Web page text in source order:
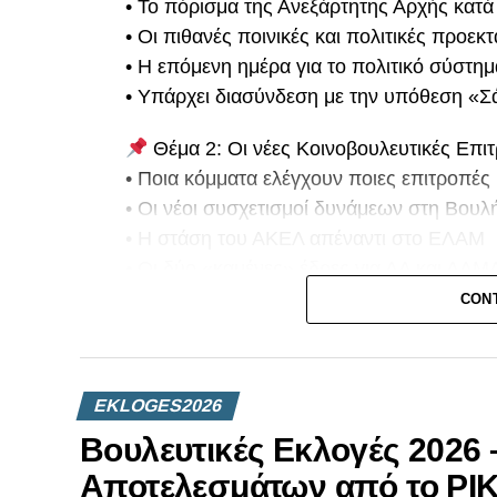
• Το πόρισμα της Ανεξάρτητης Αρχής
• Οι πιθανές ποινικές και πολιτικές
• Η επόμενη ημέρα για το πολιτικό
• Υπάρχει διασύνδεση με την υπόθεση
Θέμα 2: Οι νέες Κοινοβουλευτικές
• Ποια κόμματα ελέγχουν ποιες επιτροπές
• Οι νέοι συσχετισμοί δυνάμεων στη
• Η πάγια θέση μας για ζωντανή
κοινοβουλευτικών επιτροπών
• Ποιοι διαφαίνεται να διεκδικήσουν την
• Πώς τοποθετούνται σήμερα τα πολιτικά
• Ποιες συμμαχίες διαμορφώνονται στο
EKLOGES2026
Βουλευτικές Εκλογές
Αποτελεσμάτων από το